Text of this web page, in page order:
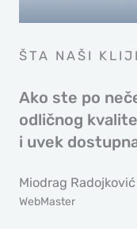
ŠTA NAŠI
Ako ste po
odličnog
i uvek
Miodrag Radojković
WebMaster